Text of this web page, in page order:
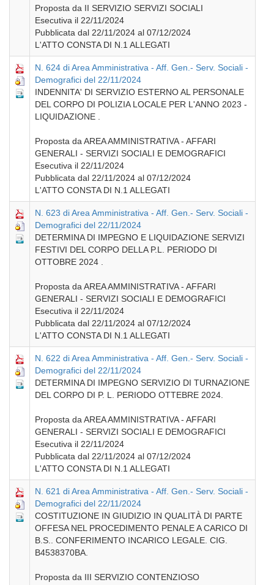
Proposta da II SERVIZIO SERVIZI SOCIALI
Esecutiva il 22/11/2024
Pubblicata dal 22/11/2024 al 07/12/2024
L'ATTO CONSTA DI N.1 ALLEGATI
N. 624 di Area Amministrativa - Aff. Gen.- Serv. Sociali -
Demografici del 22/11/2024
INDENNITA' DI SERVIZIO ESTERNO AL PERSONALE
DEL CORPO DI POLIZIA LOCALE PER L'ANNO 2023 -
LIQUIDAZIONE .
Proposta da AREA AMMINISTRATIVA - AFFARI
GENERALI - SERVIZI SOCIALI E DEMOGRAFICI
Esecutiva il 22/11/2024
Pubblicata dal 22/11/2024 al 07/12/2024
L'ATTO CONSTA DI N.1 ALLEGATI
N. 623 di Area Amministrativa - Aff. Gen.- Serv. Sociali -
Demografici del 22/11/2024
DETERMINA DI IMPEGNO E LIQUIDAZIONE SERVIZI
FESTIVI DEL CORPO DELLA P.L. PERIODO DI
OTTOBRE 2024 .
Proposta da AREA AMMINISTRATIVA - AFFARI
GENERALI - SERVIZI SOCIALI E DEMOGRAFICI
Esecutiva il 22/11/2024
Pubblicata dal 22/11/2024 al 07/12/2024
L'ATTO CONSTA DI N.1 ALLEGATI
N. 622 di Area Amministrativa - Aff. Gen.- Serv. Sociali -
Demografici del 22/11/2024
DETERMINA DI IMPEGNO SERVIZIO DI TURNAZIONE
DEL CORPO DI P. L. PERIODO OTTEBRE 2024.
Proposta da AREA AMMINISTRATIVA - AFFARI
GENERALI - SERVIZI SOCIALI E DEMOGRAFICI
Esecutiva il 22/11/2024
Pubblicata dal 22/11/2024 al 07/12/2024
L'ATTO CONSTA DI N.1 ALLEGATI
N. 621 di Area Amministrativa - Aff. Gen.- Serv. Sociali -
Demografici del 22/11/2024
COSTITUZIONE IN GIUDIZIO IN QUALITÀ DI PARTE
OFFESA NEL PROCEDIMENTO PENALE A CARICO DI
B.S.. CONFERIMENTO INCARICO LEGALE. CIG.
B4538370BA.
Proposta da III SERVIZIO CONTENZIOSO